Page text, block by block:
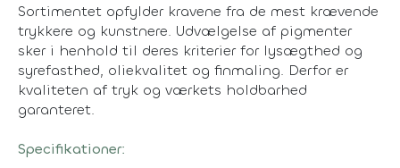
Sortimentet opfylder kravene fra de mest krævende
trykkere og kunstnere. Udvælgelse af pigmenter
sker i henhold til deres kriterier for lysægthed og
syrefasthed, oliekvalitet og finmaling. Derfor er
kvaliteten af tryk og værkets holdbarhed
garanteret.
Specifikationer: